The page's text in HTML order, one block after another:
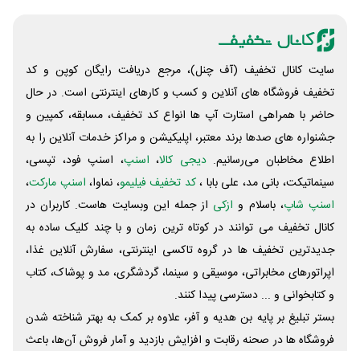
سایت کانال تخفیف (آف چنل)، مرجع دریافت رایگان کوپن و کد
تخفیف فروشگاه های آنلاین و کسب و‌ کارهای اینترنتی است. در حال
حاضر با همراهی استارت آپ ها انواع کد تخفیف، مسابقه، کمپین و
جشنواره های صدها برند معتبر، اپلیکیشن و مراکز خدمات آنلاین را به
اطلاع مخاطبان می‌رسانیم. دیجی کالا، اسنپ، اسنپ فود، تپسی،
سینماتیکت، بانی مد، علی‌ بابا ،کد تخفیف فیلیمو، نماوا، اسنپ مارکت،
اسنپ شاپ، باسلام و ازکی از جمله این وبسایت ‌هاست. کاربران در
کانال تخفیف می توانند در کوتاه ترین زمان و با چند کلیک ساده به
جدیدترین تخفیف ها در گروه تاکسی اینترنتی، سفارش آنلاین غذا،
اپراتورهای مخابراتی، موسیقی و سینما، گردشگری، مد و پوشاک، کتاب
و کتابخوانی و ... دسترسی پیدا کنند.
بستر تبلیغ بر پایه بن هدیه و آفر، علاوه بر کمک به بهتر شناخته شدن
فروشگاه ها در صحنه رقابت و افزایش بازدید و آمار فروش آن‌ها، باعث